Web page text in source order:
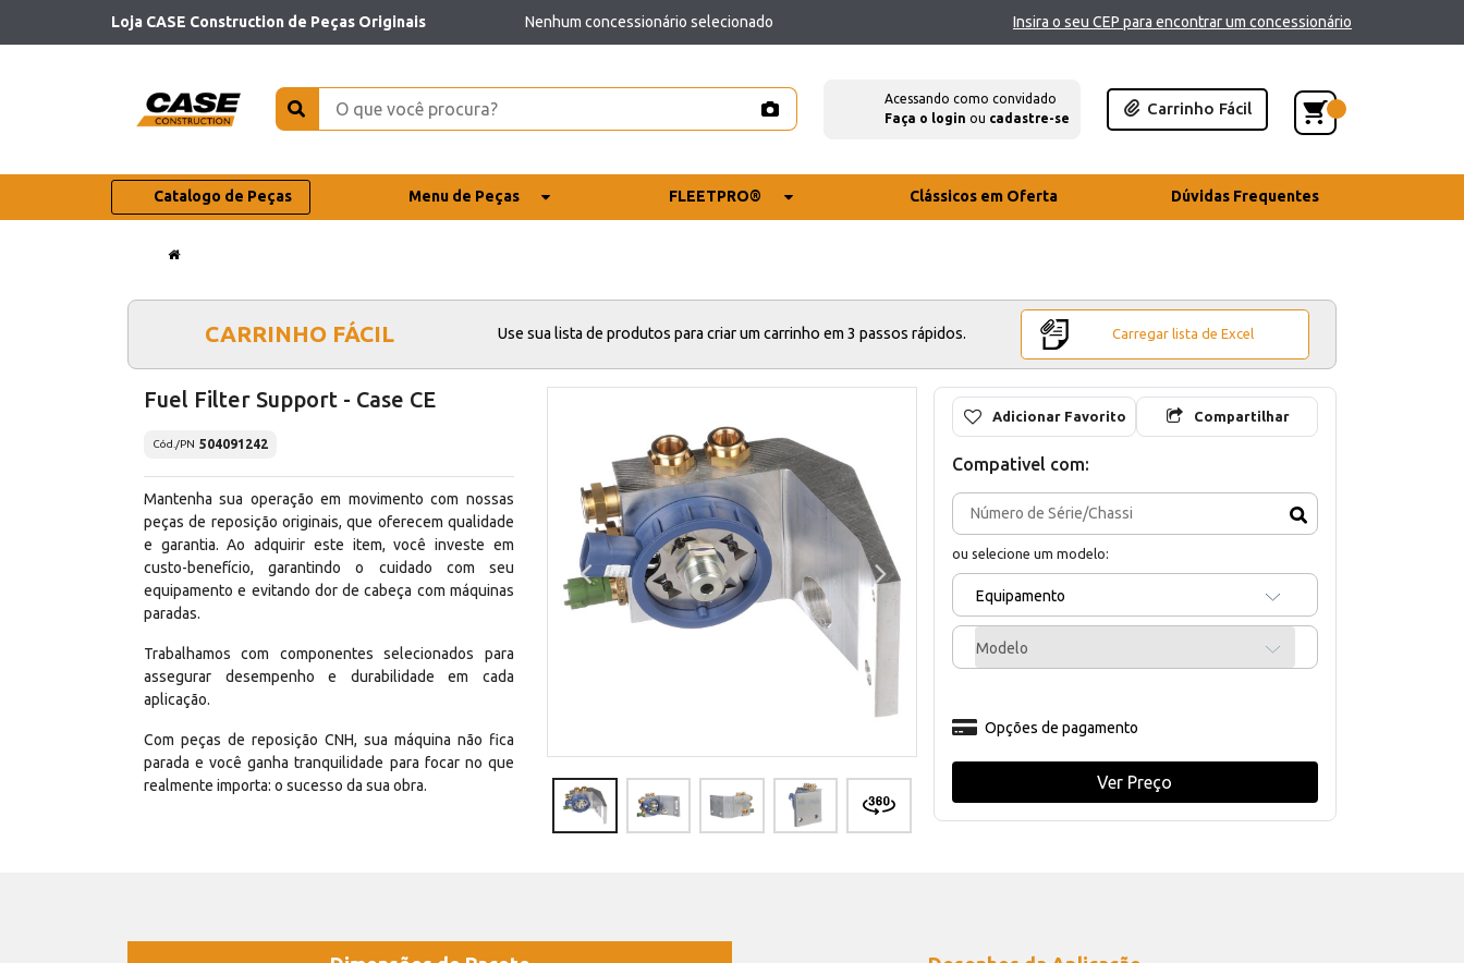
Loja CASE Construction de Peças Originais Nenhum concessionário selecionado Insira o seu CEP para encontrar um concessionário
Acessando como convidado
Faça o login ou cadastre-se
Carrinho Fácil
Catalogo de Peças Menu de Peças FLEETPRO® Clássicos em Oferta Dúvidas Frequentes
CARRINHO FÁCIL Use sua lista de produtos para criar um carrinho em 3 passos rápidos. Carregar lista de Excel
Fuel Filter Support - Case CE
Cód./PN 504091242
Mantenha sua operação em movimento com nossas
peças de reposição originais, que oferecem qualidade
e garantia. Ao adquirir este item, você investe em
custo-benefício, garantindo o cuidado com seu
equipamento e evitando dor de cabeça com máquinas
paradas.
Trabalhamos com componentes selecionados para
assegurar desempenho e durabilidade em cada
aplicação.
Com peças de reposição CNH, sua máquina não fica
parada e você ganha tranquilidade para focar no que
realmente importa: o sucesso da sua obra.
Adicionar Favorito Compartilhar
Compativel com:
ou selecione um modelo:
Equipamento
Modelo
Opções de pagamento
Ver Preço